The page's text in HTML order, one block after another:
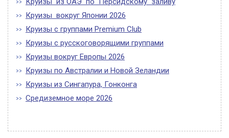
Круизы вокруг Японии 2026
Круизы с группами Premium Club
Круизы с русскоговорящими группами
Круизы вокруг Европы 2026
Круизы по Австралии и Новой Зеландии
Круизы из Сингапура, Гонконга
Средиземное море 2026